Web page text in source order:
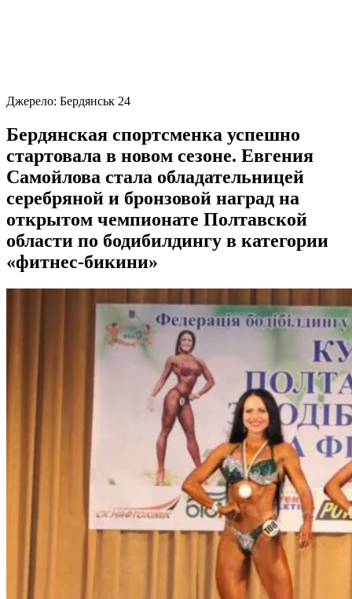
Джерело: Бердянськ 24
Бердянская спортсменка успешно
стартовала в новом сезоне. Евгения
Самойлова стала обладательницей
серебряной и бронзовой наград на
открытом чемпионате Полтавской
области по бодибилдингу в категории
«фитнес-бикини»